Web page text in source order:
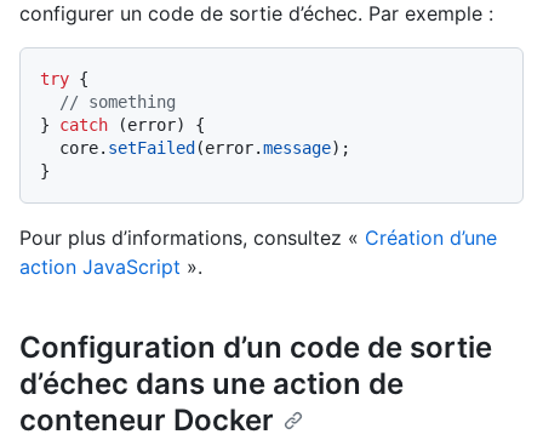
configurer un code de sortie d’échec. Par exemple :
try {
// something
} catch (error) {
  core.
setFailed (error.message);
Pour plus d’informations, consultez « Création d’une
action JavaScript ».
Configuration d’un code de sortie
d’échec dans une action de
conteneur Docker